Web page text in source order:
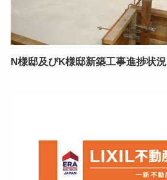
N様邸及びK様邸新築工事進捗状況